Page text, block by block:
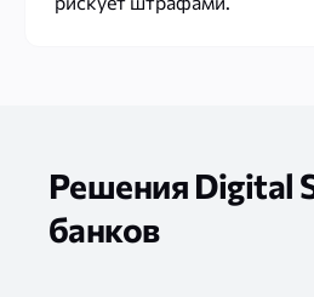
Решения Digital
банков